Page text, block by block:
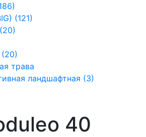
(121)
трава
ландшафтная (3)
40